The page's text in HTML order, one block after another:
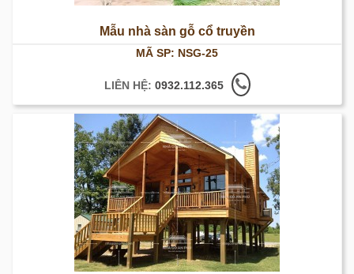
Mẫu nhà sàn gỗ cổ truyền
MÃ SP: NSG-25
LIÊN HỆ: 0932.112.365